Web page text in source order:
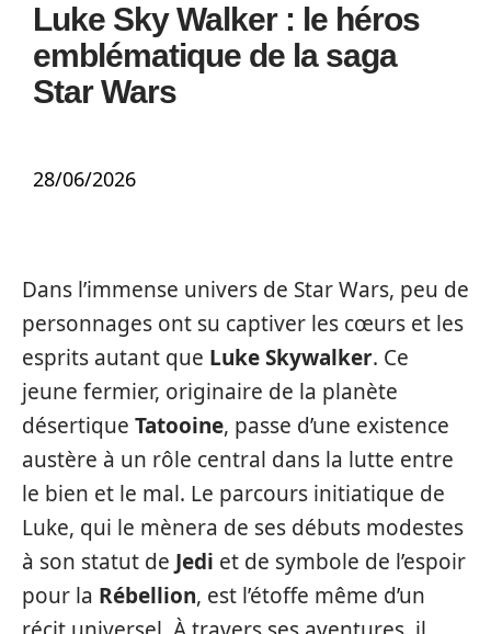
Luke Sky Walker : le héros
emblématique de la saga
Star Wars
28/06/2026
Dans l’immense univers de Star Wars, peu de
personnages ont su captiver les cœurs et les
esprits autant que Luke Skywalker. Ce
jeune fermier, originaire de la planète
désertique Tatooine, passe d’une existence
austère à un rôle central dans la lutte entre
le bien et le mal. Le parcours initiatique de
Luke, qui le mènera de ses débuts modestes
à son statut de Jedi et de symbole de l’espoir
pour la Rébellion, est l’étoffe même d’un